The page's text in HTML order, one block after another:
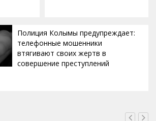
Полиция Колымы предупреждает:
телефонные мошенники
втягивают своих жертв в
совершение преступлений